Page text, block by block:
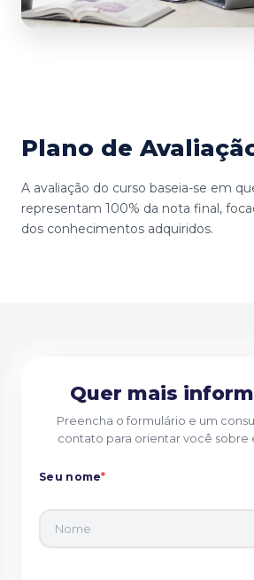
Plano de
A avaliação do curso baseia-se em
representam 100% da nota final,
dos conhecimentos adquiridos.
Quer mais
Preencha o formulário e um
contato para orientar você sobre
Seu nome*